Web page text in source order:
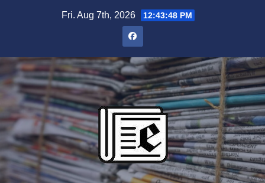
Fri. Aug 7th, 2026 12:43:49 PM